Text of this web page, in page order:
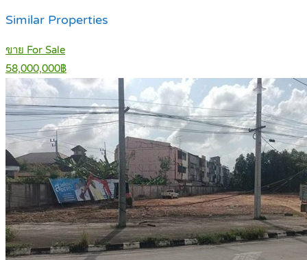
Similar Properties
ขาย For Sale
58,000,000฿